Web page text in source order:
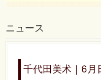
ニュース
千代田美术｜6月